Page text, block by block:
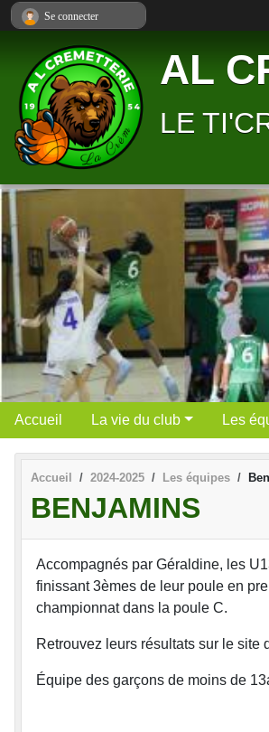
AL
LE
Accueil La vie du club Les
Accueil 2024-2025 Les équipes
BENJAMINS
Accompagnés par Géraldine, les
finissant 3èmes de leur poule en
championnat dans la poule C.
Retrouvez leurs résultats sur le site
Équipe des garçons de moins de
Se connecter
Panneau de gestion des cookies